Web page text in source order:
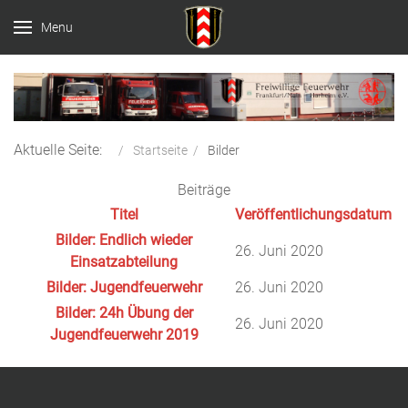
Menu
Aktuelle Seite: Startseite Bilder
Beiträge
Titel
Veröffentlichungsdatum
Bilder: Endlich wieder
Einsatzabteilung
26. Juni 2020
Bilder: Jugendfeuerwehr
26. Juni 2020
Bilder: 24h Übung der
Jugendfeuerwehr 2019
26. Juni 2020